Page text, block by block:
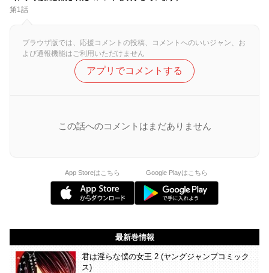
第1話
ブラウザ版では、応援コメントの投稿、コメントへのいいジャン、お
よび通報機能はご利用いただけません
アプリでコメントする
この話へのコメントはまだありません
App Storeはこちら Google Playはこちら
最新巻情報
君は淫らな僕の女王 2 (ヤングジャンプコミック
ス)